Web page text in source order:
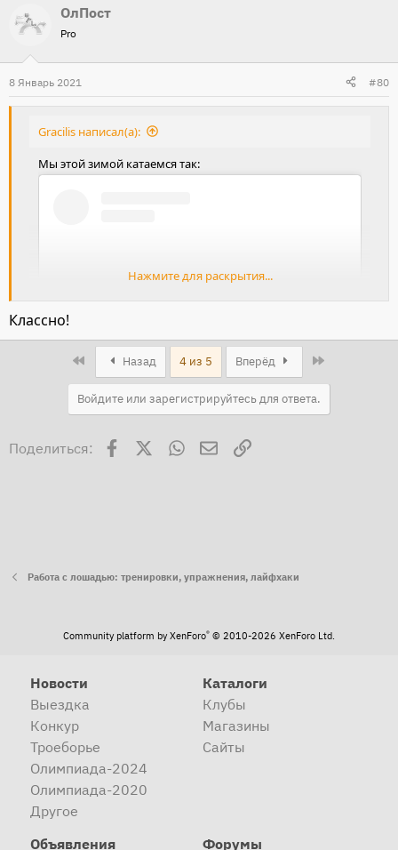
а
к
и
и
ОлПост
Pro
8 Январь 2021 #80
Gracilis написал(а):
Мы этой зимой катаемся так:
View this content on Instagram
Нажмите для раскрытия...
Классно!
Назад 4 из 5 Вперёд
Войдите или зарегистрируйтесь для ответа.
Поделиться: Facebook WhatsAppЭлектронная почта
Ссылка
Работа с лошадью: тренировки, упражнения, лайфхаки
Community platform by XenForo® © 2010-2026 XenForo Ltd.
Новости
Выездка
Конкур
Троеборье
Олимпиада-2024
Олимпиада-2020
Другое
Каталоги
Клубы
Магазины
Сайты
Объявления
Форумы